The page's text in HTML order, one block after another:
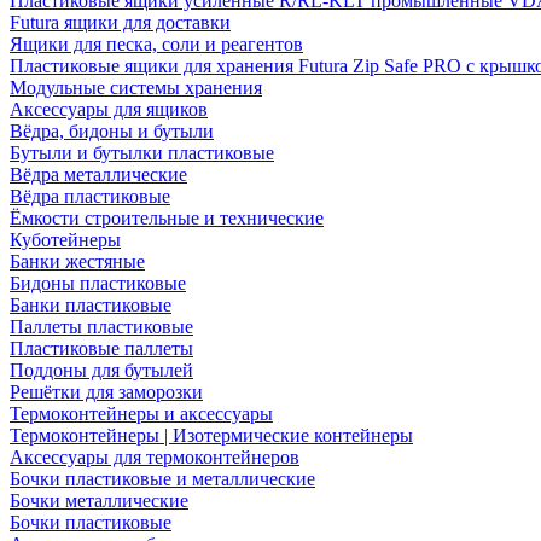
Futura ящики для доставки
Ящики для песка, соли и реагентов
Пластиковые ящики для хранения Futura Zip Safe PRO с
Модульные системы хранения
Аксессуары для ящиков
Вёдра, бидоны и бутыли
Бутыли и бутылки пластиковые
Вёдра металлические
Вёдра пластиковые
Ёмкости строительные и технические
Куботейнеры
Банки жестяные
Бидоны пластиковые
Банки пластиковые
Паллеты пластиковые
Пластиковые паллеты
Поддоны для бутылей
Решётки для заморозки
Термоконтейнеры и аксессуары
Термоконтейнеры | Изотермические контейнеры
Аксессуары для термоконтейнеров
Бочки пластиковые и металлические
Бочки металлические
Бочки пластиковые